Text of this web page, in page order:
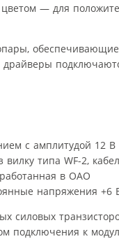
— для
с амплитудой 12 В
типа WF-2,
в ОАО
напряжения +6
силовых
подключения к